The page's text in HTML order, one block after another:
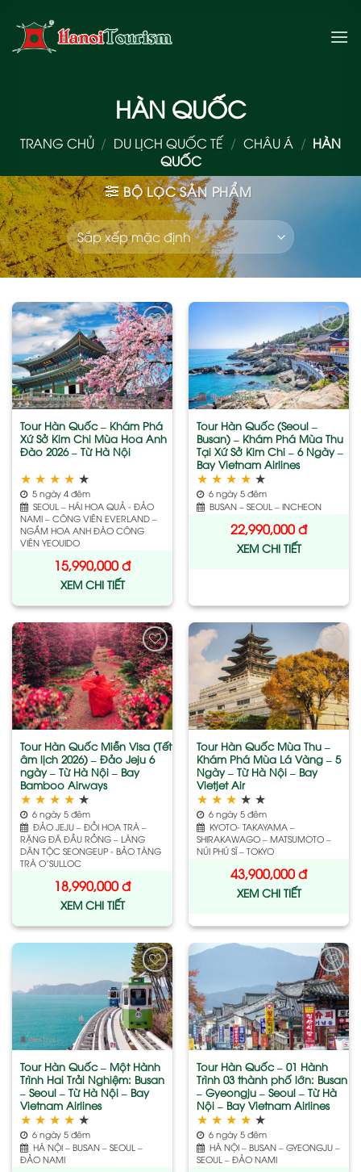
qua
HÀN QUỐC
TRANG CHỦ / DU LỊCH QUỐC TẾ / CHÂU Á / HÀN
QUỐC
BỘ LỌC SẢN PHẨM
Add
to
wishlist
Tour Hàn Quốc – Khám Phá
Xứ Sở Kim Chi Mùa Hoa Anh
Đào 2026 – Từ Hà Nội
★ ★ ★ ★ ★
5 ngày 4 đêm
SEOUL – HÁI HOA QUẢ - ĐẢO
NAMI – CÔNG VIÊN EVERLAND –
NGẮM HOA ANH ĐÀO CÔNG
VIÊN YEOUIDO
15,990,000đ
XEM CHI TIẾT
Add
to
wishlist
Tour Hàn Quốc (Seoul –
Busan) – Khám Phá Mùa Thu
Tại Xứ Sở Kim Chi – 6 Ngày –
Bay Vietnam Airlines
★ ★ ★ ★ ★
6 ngày 5 đêm
BUSAN – SEOUL – INCHEON
22,990,000đ
XEM CHI TIẾT
Add
to
wishlist
Tour Hàn Quốc Miễn Visa (Tết
âm lịch 2026) – Đảo Jeju 6
ngày – Từ Hà Nội – Bay
Bamboo Airways
★ ★ ★ ★ ★
6 ngày 5 đêm
ĐẢO JEJU – ĐỒI HOA TRÀ –
RẶNG ĐÁ ĐẦU RỒNG – LÀNG
DÂN TỘC SEONGEUP - BẢO TÀNG
TRÀ O’SULLOC
18,990,000đ
XEM CHI TIẾT
Add
to
wishlist
Tour Hàn Quốc Mùa Thu –
Khám Phá Mùa Lá Vàng – 5
Ngày – Từ Hà Nội – Bay
Vietjet Air
★ ★ ★ ★ ★
6 ngày 5 đêm
KYOTO- TAKAYAMA –
SHIRAKAWAGO – MATSUMOTO –
NÚI PHÚ SĨ – TOKYO
43,900,000đ
XEM CHI TIẾT
Add
to
wishlist
Tour Hàn Quốc – Một Hành
Trình Hai Trải Nghiệm: Busan
– Seoul – Từ Hà Nội – Bay
Vietnam Airlines
★ ★ ★ ★ ★
6 ngày 5 đêm
HÀ NỘI – BUSAN – SEOUL –
ĐẢO NAMI
Add
to
wishlist
Tour Hàn Quốc – 01 Hành
Trình 03 thành phố lớn: Busan
– Gyeongju – Seoul – Từ Hà
Nội – Bay Vietnam Airlines
★ ★ ★ ★ ★
6 ngày 5 đêm
HÀ NỘI – BUSAN – GYEONGJU –
SEOUL – ĐẢO NAMI